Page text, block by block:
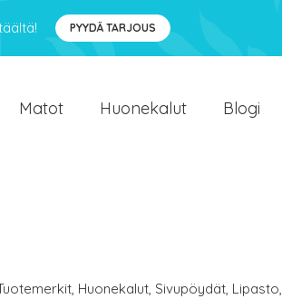
PYYDÄ TARJOUS
Matot Huonekalut Blogi
, Huonekalut, Sivupöydät, Lipasto,